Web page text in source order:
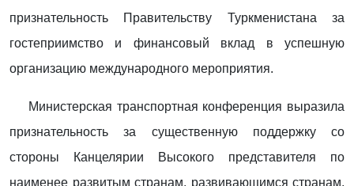
признательность Правительству Туркменистана за
гостеприимство и финансовый вклад в успешную
организацию международного мероприятия.
Министерская транспортная конференция выразила
признательность за существенную поддержку со
стороны Канцелярии Высокого представителя по
наименее развитым странам, развивающимся странам,